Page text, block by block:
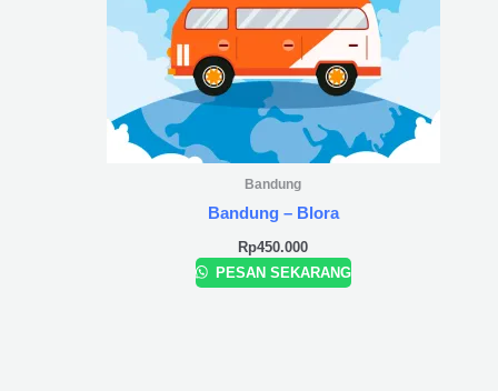
Bandung
Bandung – Blora
Rp450.000
PESAN SEKARANG